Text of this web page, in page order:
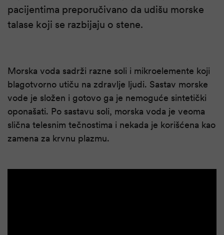
pacijentima preporučivano da udišu morske
talase koji se razbijaju o stene.
Morska voda sadrži razne soli i mikroelemente koji
blagotvorno utiču na zdravlje ljudi. Sastav morske
vode je složen i gotovo ga je nemoguće sintetički
oponašati. Po sastavu soli, morska voda je veoma
slična telesnim tečnostima i nekada je korišćena kao
zamena za krvnu plazmu.